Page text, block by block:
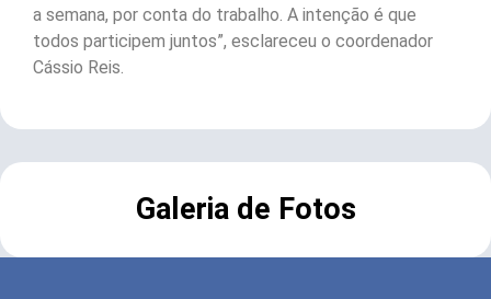
a semana, por conta do trabalho. A intenção é que
todos participem juntos”, esclareceu o coordenador
Cássio Reis.
Galeria de Fotos